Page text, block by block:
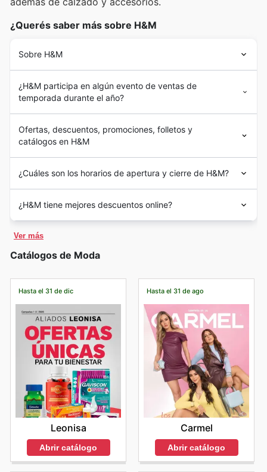
¿Querés saber más sobre H&M
Sobre H&M
¿H&M participa en algún evento de ventas de
temporada durante el año?
Ofertas, descuentos, promociones, folletos y
catálogos en H&M
¿Cuáles son los horarios de apertura y cierre de H&M?
¿H&M tiene mejores descuentos online?
Ver más
Catálogos de Moda
Hasta el 31 de dic
Leonisa
Abrir catálogo
Hasta el 31 de ago
Carmel
Abrir catálogo